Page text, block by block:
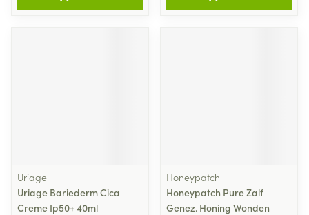
Uriage
Uriage Bariederm Cica
Creme Ip50+ 40ml
Honeypatch
Honeypatch Pure Zalf
Genez. Honing Wonden